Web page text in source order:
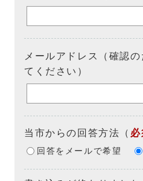
メールアドレス（確認
てください）
当市からの回答方法 （ 必
回答をメールで希望